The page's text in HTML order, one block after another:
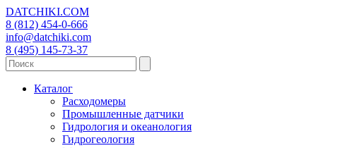
DATCHIKI.COM
8 (812) 454-0-666
info@datchiki.com
8 (495) 145-73-37
Каталог
Расходомеры
Промышленные датчики
Гидрология и океанология
Гидрогеология